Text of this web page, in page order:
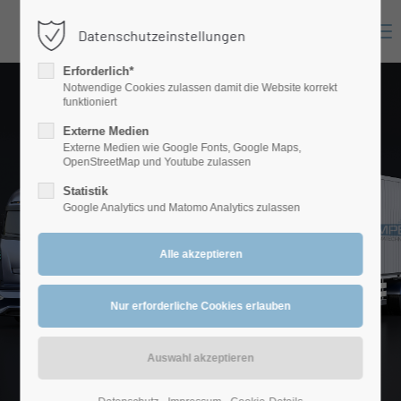
Login
Benutzername
Passwort
Support
Lorem ipsum dolor sit amet:
Datenschutzeinstellungen
Erforderlich*
Notwendige Cookies zulassen damit die Website korrekt
funktioniert
Externe Medien
Externe Medien wie Google Fonts, Google Maps,
OpenStreetMap und Youtube zulassen
Statistik
Google Analytics und Matomo Analytics zulassen